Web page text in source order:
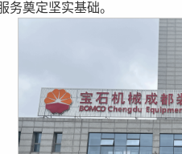
务奠定坚实基础。